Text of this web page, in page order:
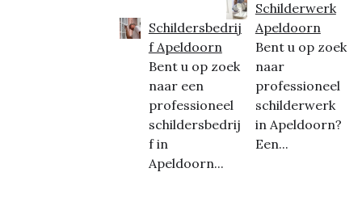
Schildersbedrij
f Apeldoorn
Bent u op zoek
naar een
professioneel
schildersbedrij
f in
Apeldoorn...
Schilderwerk
Apeldoorn
Bent u op zoek
naar
professioneel
schilderwerk
in Apeldoorn?
Een...